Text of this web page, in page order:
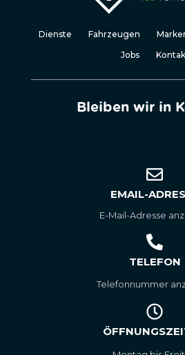
Dienste Fahrzeugen
Jobs
Bleiben wir in
EMAIL-
E-Mail-Adresse
TELEFON
Telefonnummer